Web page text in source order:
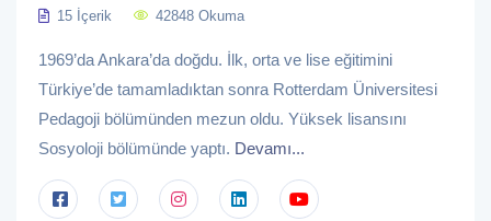
15 İçerik 42848 Okuma
1969’da Ankara’da doğdu. İlk, orta ve lise eğitimini
Türkiye’de tamamladıktan sonra Rotterdam Üniversitesi
Pedagoji bölümünden mezun oldu. Yüksek lisansını
Sosyoloji bölümünde yaptı. Devamı...